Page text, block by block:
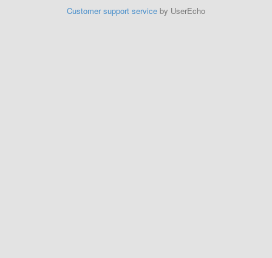
Customer support service by UserEcho